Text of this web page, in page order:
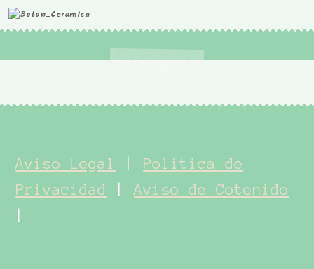
Aviso Legal
Política de
Privacidad
|Aviso de Cotenido